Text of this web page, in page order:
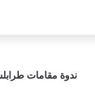
ندوة مقامات